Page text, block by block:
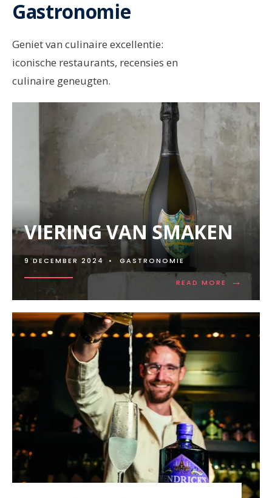
Gastronomie
Geniet van culinaire excellentie:
iconische restaurants, recensies en
culinaire geneugten.
VIERING VAN SMAKEN
9 DECEMBER 2024 • GASTRONOMIE
READ MORE →
READ
VAN